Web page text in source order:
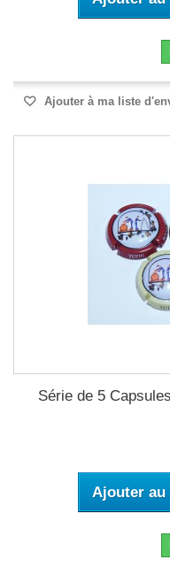
Ajouter à ma liste
Série de 5
Ajouter au